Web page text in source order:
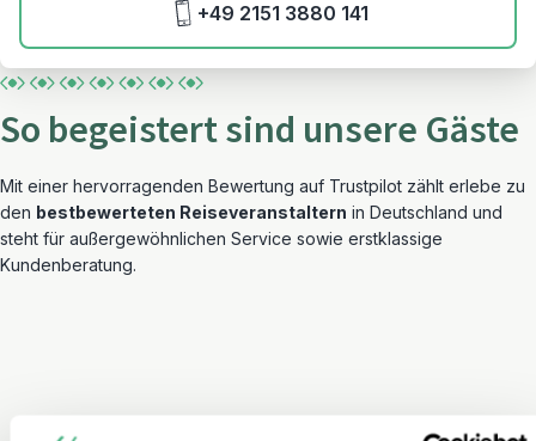
+49 2151 3880 141
So begeistert sind unsere Gäste
Mit einer hervorragenden Bewertung auf Trustpilot zählt erlebe zu
den bestbewerteten Reiseveranstaltern in Deutschland und
steht für außergewöhnlichen Service sowie erstklassige
Kundenberatung.